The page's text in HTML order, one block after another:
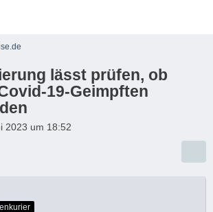
lässt prüfen, ob
19-Geimpften
2023 um 18:52